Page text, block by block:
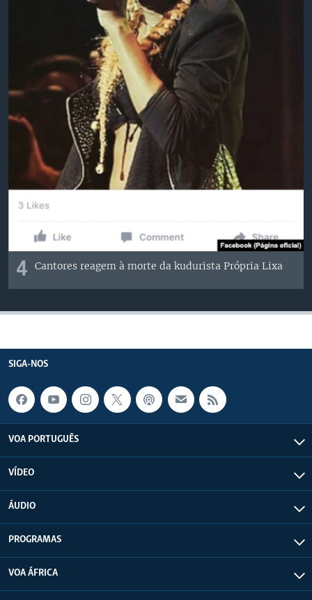
4 Cantores reagem à morte da kudurista Própria Lixa
SIGA-NOS
VOA PORTUGUÊS
VÍDEO
ÁUDIO
PROGRAMAS
VOA ÁFRICA